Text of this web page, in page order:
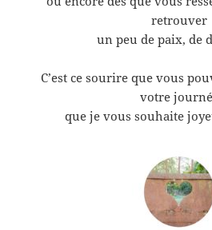
retrouver
un peu de paix, de
C’est ce sourire que vous
votre
que je vous souhaite